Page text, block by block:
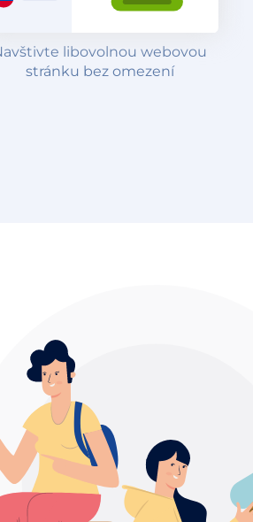
libovolnou webovou
stránku bez omezení